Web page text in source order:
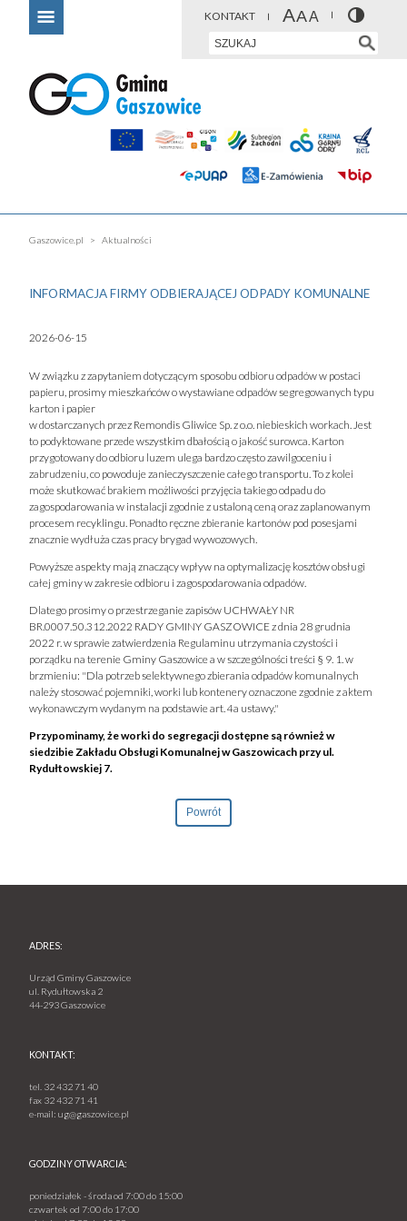
KONTAKT
Gaszowice.pl Aktualności
INFORMACJA FIRMY ODBIERAJĄCEJ ODPADY KOMUNALNE
2026-06-15
W związku z zapytaniem dotyczącym sposobu odbioru odpadów w postaci
papieru, prosimy mieszkańców o wystawiane odpadów segregowanych typu
karton i papier
w dostarczanych przez Remondis Gliwice Sp. z o.o. niebieskich workach. Jest
to podyktowane przede wszystkim dbałością o jakość surowca. Karton
przygotowany do odbioru luzem ulega bardzo często zawilgoceniu i
zabrudzeniu, co powoduje zanieczyszczenie całego transportu. To z kolei
może skutkować brakiem możliwości przyjęcia takiego odpadu do
zagospodarowania w instalacji zgodnie z ustaloną ceną oraz zaplanowanym
procesem recyklingu. Ponadto ręczne zbieranie kartonów pod posesjami
znacznie wydłuża czas pracy brygad wywozowych.
Powyższe aspekty mają znaczący wpływ na optymalizację kosztów obsługi
całej gminy w zakresie odbioru i zagospodarowania odpadów.
Dlatego prosimy o przestrzeganie zapisów UCHWAŁY NR
BR.0007.50.312.2022 RADY GMINY GASZOWICE z dnia 28 grudnia
2022 r. w sprawie zatwierdzenia Regulaminu utrzymania czystości i
porządku na terenie Gminy Gaszowice a w szczególności treści § 9. 1. w
brzmieniu: "Dla potrzeb selektywnego zbierania odpadów komunalnych
należy stosować pojemniki, worki lub kontenery oznaczone zgodnie z aktem
wykonawczym wydanym na podstawie art. 4a ustawy."
Przypominamy, że worki do segregacji dostępne są również w
siedzibie Zakładu Obsługi Komunalnej w Gaszowicach przy ul.
Rydułtowskiej 7.
Powrót
ADRES:
Urząd Gminy Gaszowice
ul. Rydułtowska 2
44-293 Gaszowice
KONTAKT:
tel. 32 432 71 40
fax 32 432 71 41
e-mail:ug@gaszowice.pl
GODZINY OTWARCIA:
poniedziałek - środa od 7:00 do 15:00
czwartek od 7:00 do 17:00